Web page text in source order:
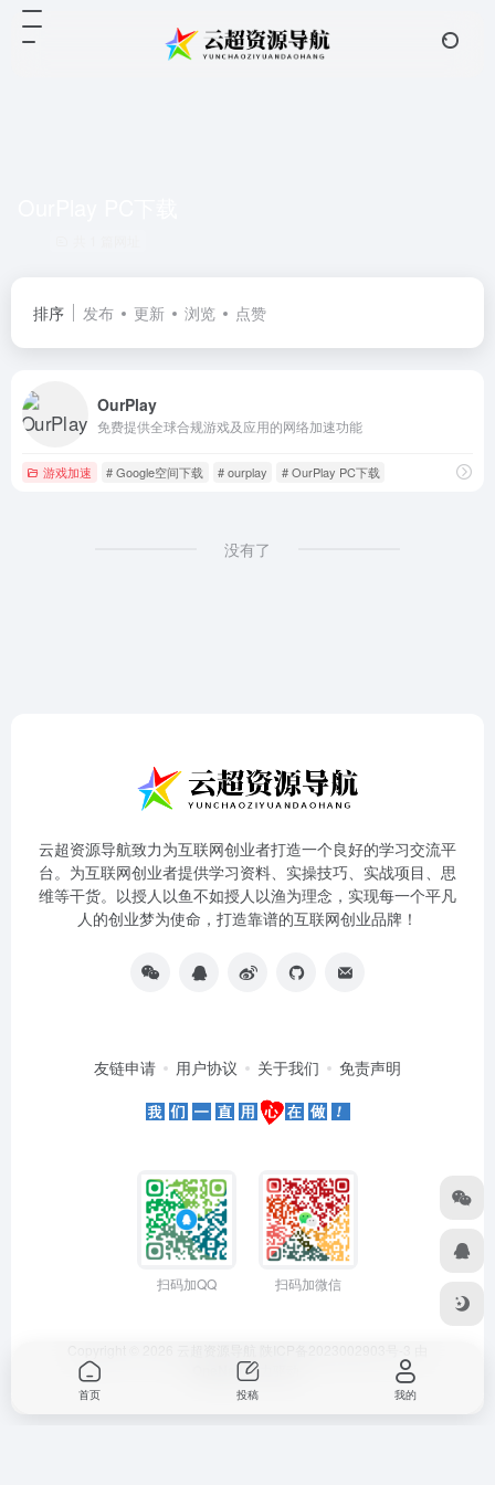
排序 发布 更新 浏览 点赞
OurPlay
免费提供全球合规游戏及应用的网络加速功能
游戏加速 # Google空间下载 # ourplay # OurPlay PC下载
没有了
云超资源导航致力为互联网创业者打造一个良好的学习交流平
台。为互联网创业者提供学习资料、实操技巧、实战项目、思
维等干货。以授人以鱼不如授人以渔为理念，实现每一个平凡
人的创业梦为使命，打造靠谱的互联网创业品牌！
友链申请 用户协议 关于我们 免责声明
扫码加QQ 扫码加微信
OneNav强力驱动
首页 投稿 我的